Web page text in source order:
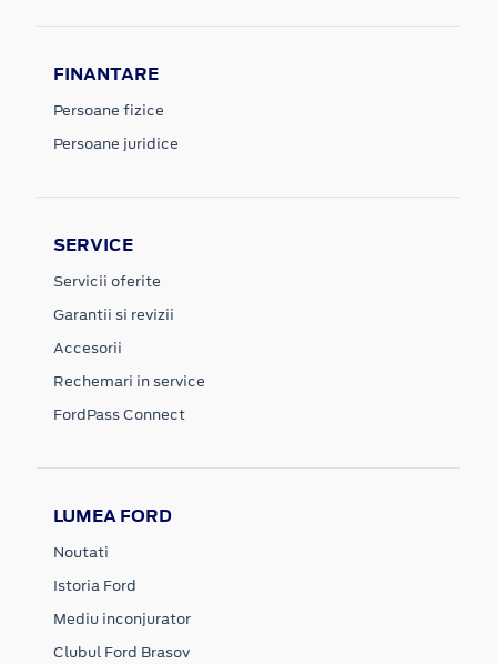
FINANTARE
Persoane fizice
Persoane juridice
SERVICE
Servicii oferite
Garantii si revizii
Accesorii
Rechemari in service
FordPass Connect
LUMEA FORD
Noutati
Istoria Ford
Mediu inconjurator
Clubul Ford Brasov